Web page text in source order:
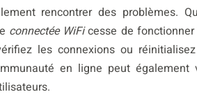
rencontrer des problèmes.
connectée WiFicesse de fonctionner
les connexions ou
en ligne peut